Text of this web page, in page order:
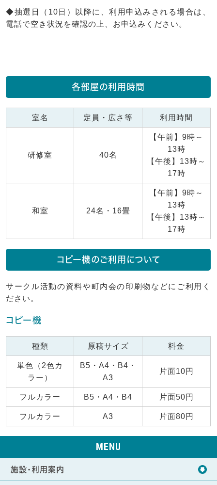
◆抽選日（10日）以降に、利用申込みされる場合は、
電話で空き状況を確認の上、お申込みください。
各部屋の利用時間
室名 定員・広さ等 利用時間
研修室 40名
【午前】9時～
13時
【午後】13時～
17時
和室 24名・16畳
【午前】9時～
13時
【午後】13時～
17時
コピー機のご利用について
サークル活動の資料や町内会の印刷物などにご利用く
ださい。
コピー機
種類 原稿サイズ 料金
単色（2色カ
ラー）
B5・A4・B4・
A3
片面10円
フルカラー B5・A4・B4 片面50円
フルカラー A3 片面80円
MENU
施設・利用案内